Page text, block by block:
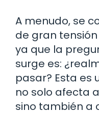
A menudo, se
de gran
ya que la
surge es:
pasar? Esta es
no solo afecta
sino también a